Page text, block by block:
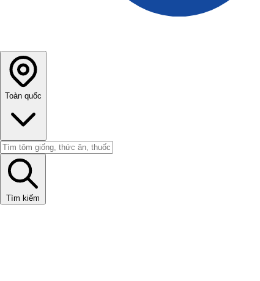
Toàn quốc
Tìm kiếm